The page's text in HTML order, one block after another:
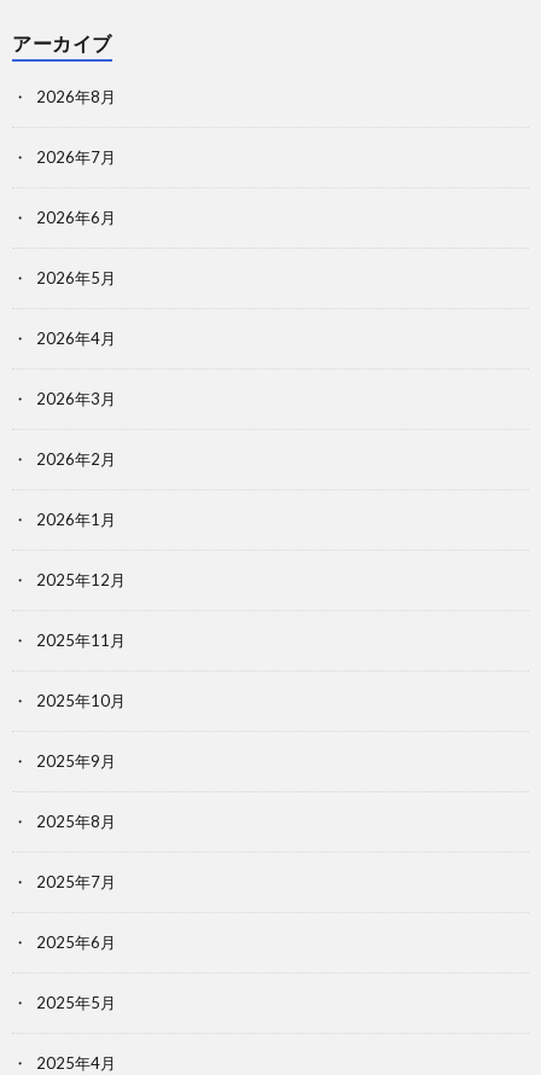
アーカイブ
2026年8月
2026年7月
2026年6月
2026年5月
2026年4月
2026年3月
2026年2月
2026年1月
2025年12月
2025年11月
2025年10月
2025年9月
2025年8月
2025年7月
2025年6月
2025年5月
2025年4月